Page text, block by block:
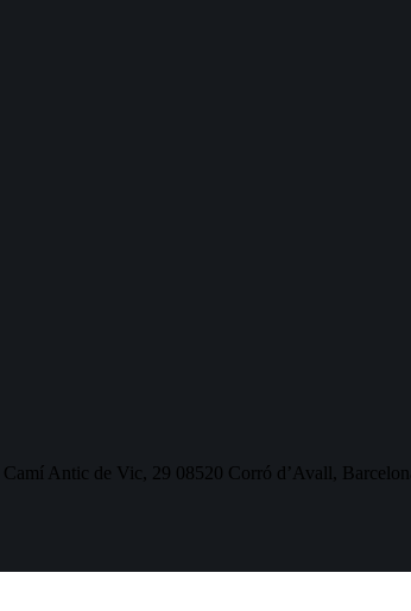
Antic de Vic, 29 08520 Corró d’Avall,